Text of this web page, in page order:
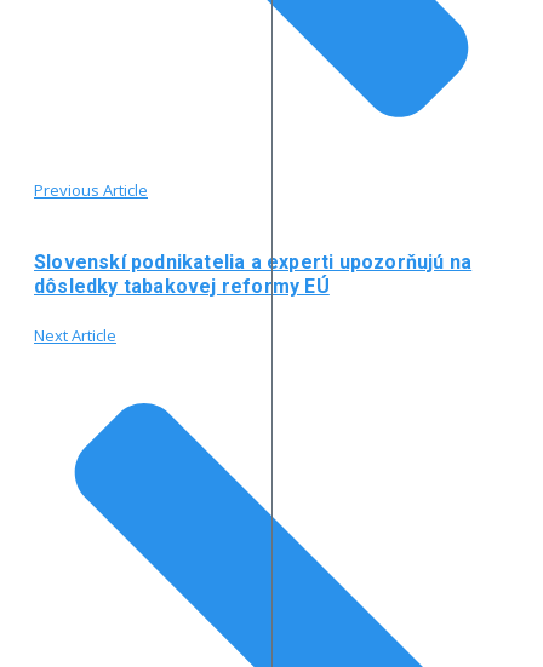
Previous Article
Slovenskí podnikatelia a experti upozorňujú na
dôsledky tabakovej reformy EÚ
Next Article